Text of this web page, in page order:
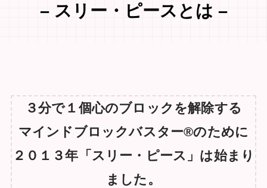
– スリー・ピースとは –
３分で１個心のブロックを解除する
マインドブロックバスター®︎のために
２０１３年「スリー・ピース」は始まり
ました。